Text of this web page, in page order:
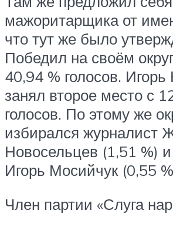
мажоритарщика от
что тут же было
Победил на своём
40,94 % голосов. Игорь
занял второе место с
голосов. По этому же
избирался журналист
Новосельцев (1,51 %)
Игорь Мосийчук (0,55
Член партии «Слуга